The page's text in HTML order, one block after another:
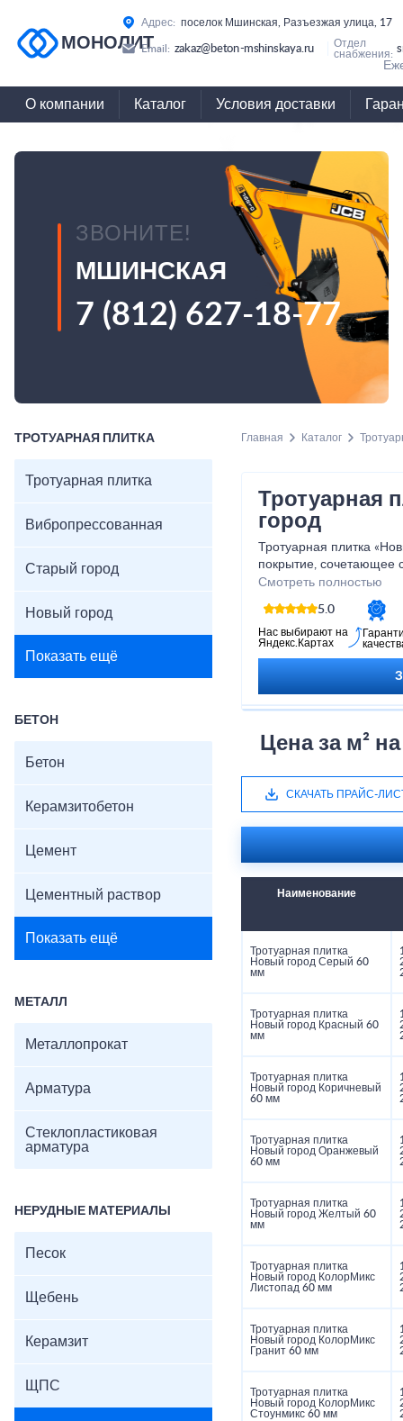
МОНОЛИТ
Адрес: поселок Мшинская, Разъезжая улица, 17
Email: zakaz@beton-mshinskaya.ru
Отдел
снабжения:
О компании Каталог Условия доставки
ЗВОНИТЕ!
МШИНСКАЯ
7 (812) 627-18-77
ТРОТУАРНАЯ ПЛИТКА
Тротуарная плитка
Вибропрессованная
Старый город
Новый город
Показать ещё
БЕТОН
Бетон
Керамзитобетон
Цемент
Цементный раствор
Показать ещё
МЕТАЛЛ
Металлопрокат
Арматура
Стеклопластиковая
арматура
НЕРУДНЫЕ МАТЕРИАЛЫ
Песок
Щебень
Керамзит
ЩПС
Главная Каталог
Тротуарная
город
Тротуарная плитка
покрытие, сочетающее
прочность.
аккуратные и
нагрузкам и
устойчива к морозу,
идеально подходит для
Размер: 200×100×60
Материал:
Прочность: ≥30 МПа
Морозостойкость:
Поверхность:
Смотреть полностью
5.0
Нас выбирают на
Яндекс.Картах
Цена за м²
СКАЧАТЬ ПРАЙС-
Наименование
Тротуарная плитка
Новый город Серый 60
мм
Тротуарная плитка
Новый город Красный 60
мм
Тротуарная плитка
Новый город Коричневый
60 мм
Тротуарная плитка
Новый город Оранжевый
60 мм
Тротуарная плитка
Новый город Желтый 60
мм
Тротуарная плитка
Новый город КолорМикс
Листопад 60 мм
Тротуарная плитка
Новый город КолорМикс
Гранит 60 мм
Тротуарная плитка
Новый город КолорМикс
Стоунмикс 60 мм